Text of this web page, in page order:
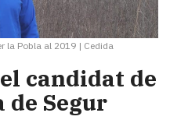
la Pobla al 2019 | Cedida
candidat de
de Segur